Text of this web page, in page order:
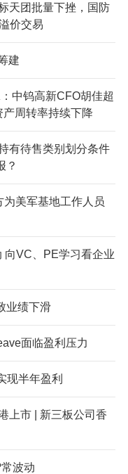
天团批量下挫，国防
价交易
建
中钨高新CFO胡佳超
周转率持续下降
有待售类别划分条件
？
美军基地工作人员
向VC、PE学习看企业
业绩下滑
面临盈利压力
现半年盈利
上市 | 新三板公司香
波动